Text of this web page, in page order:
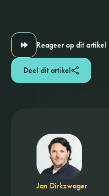
Reageer op dit artikel
Deel dit artikel
Jan Dirkzwager